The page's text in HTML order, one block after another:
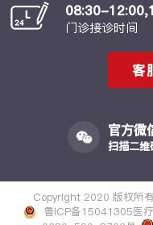
08:30-
门诊接诊时间
客
官方微
扫描二维
Copyright 2020 版权所
鲁ICP备15041305医